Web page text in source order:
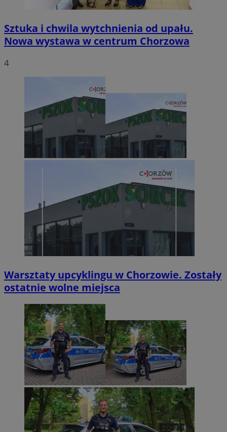
Sztuka i chwila wytchnienia od upału.
Nowa wystawa w centrum Chorzowa
4
Warsztaty upcyklingu w Chorzowie. Zostały
ostatnie wolne miejsca